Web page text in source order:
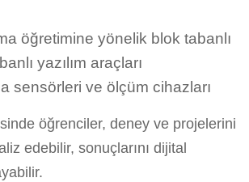
öğretimine yönelik blok tabanlı
yazılım araçları
sensörleri ve ölçüm cihazları
öğrenciler, deney ve projelerini
edebilir, sonuçlarını dijital